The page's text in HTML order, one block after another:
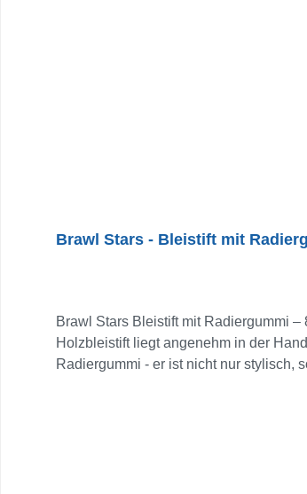
Brawl Stars - Bleistift mit
Brawl Stars Bleistift mit Radiergummi
Holzbleistift liegt angenehm in der
Radiergummi - er ist nicht nur stylisch,